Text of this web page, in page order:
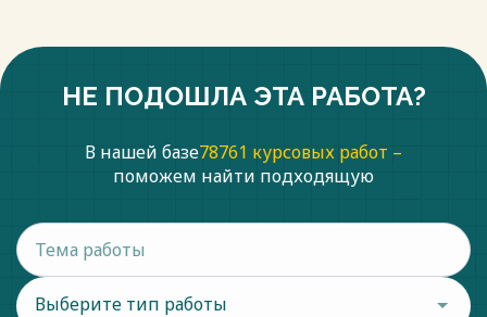
НЕ ПОДОШЛА ЭТА РАБОТА?
В нашей базе78761 курсовых работ –
поможем найти подходящую
Выберите тип работы